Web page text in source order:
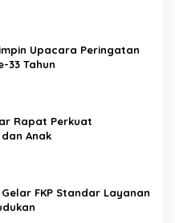
Upacara Peringatan
33 Tahun
Rapat Perkuat
Anak
FKP Standar Layanan